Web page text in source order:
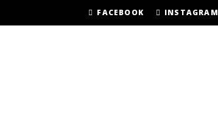
FACEBOOK INSTAGRAM